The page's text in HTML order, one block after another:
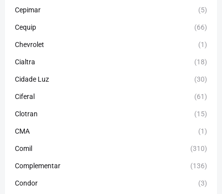
Cepimar (5)
Cequip (66)
Chevrolet (1)
Cialtra (18)
Cidade Luz (30)
Ciferal (61)
Clotran (15)
CMA (1)
Comil (310)
Complementar (136)
Condor (3)